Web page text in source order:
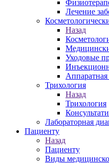
Лечение
Назад
Уходовые
Аппаратная
Трихология
Назад
Трихология
Лабораторная
Пациенту
Назад
Пациенту
Виды